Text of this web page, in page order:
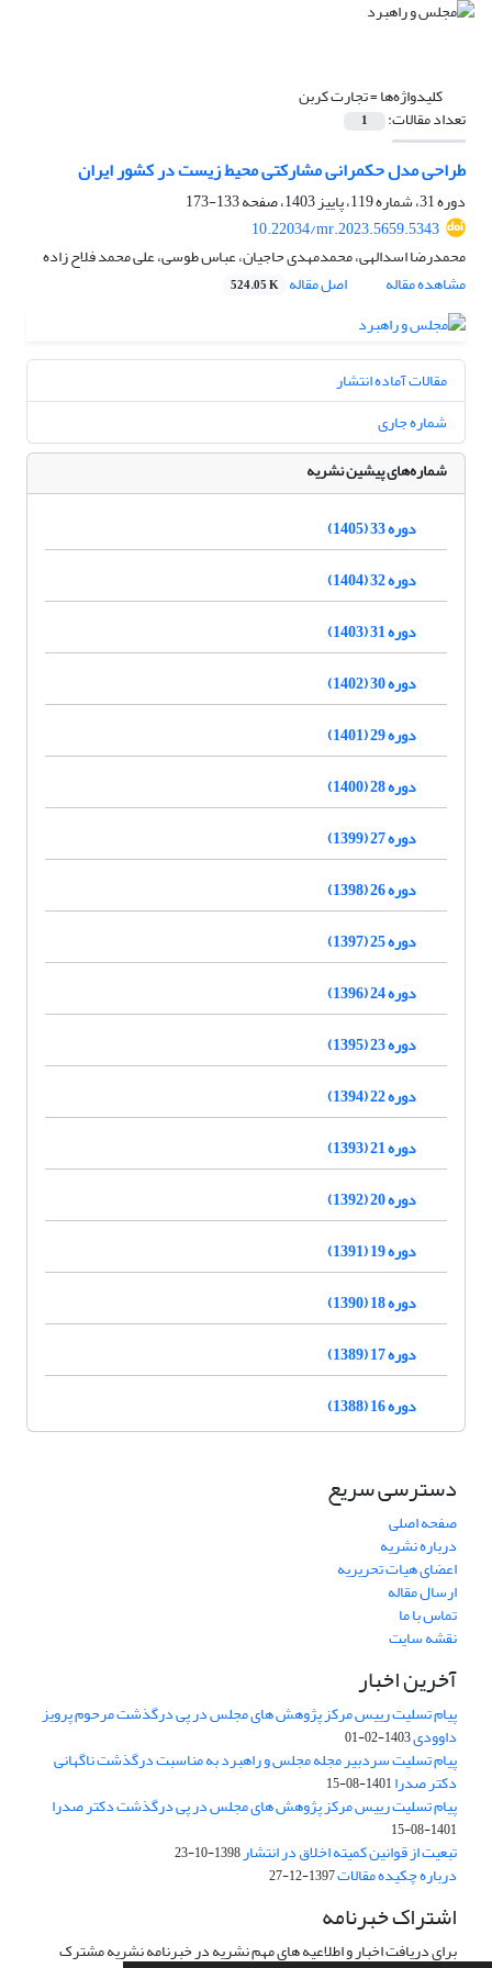
کلیدواژه‌ها =تجارت کربن
تعداد مقالات: 1
طراحی مدل حکمرانی مشارکتی محیط‌ زیست در کشور ایران
دوره 31، شماره 119، پاییز 1403، صفحه
133-173
10.22034/mr.2023.5659.5343
محمدرضا اسدالهی، محمدمهدی حاجیان، عباس طوسی، علی محمد فلاح زاده
مشاهده مقاله
اصل مقاله 524.05 K
مقالات آماده انتشار
شماره جاری
شماره‌های پیشین نشریه
دوره 33 (1405)
دوره 32 (1404)
دوره 31 (1403)
دوره 30 (1402)
دوره 29 (1401)
دوره 28 (1400)
دوره 27 (1399)
دوره 26 (1398)
دوره 25 (1397)
دوره 24 (1396)
دوره 23 (1395)
دوره 22 (1394)
دوره 21 (1393)
دوره 20 (1392)
دوره 19 (1391)
دوره 18 (1390)
دوره 17 (1389)
دوره 16 (1388)
دسترسی سریع
صفحه اصلی
درباره نشریه
اعضای هیات تحریریه
ارسال مقاله
تماس با ما
نقشه سایت
آخرین اخبار
پیام تسلیت رییس مرکز پژوهش های مجلس در پی درگذشت مرحوم پرویز
داوودی1403-02-01
پیام تسلیت سردبیر مجله مجلس و راهبرد به مناسبت درگذشت ناگهانی
دکتر صدرا1401-08-15
پیام تسلیت رییس مرکز پژوهش های مجلس در پی درگذشت دکتر صدرا
1401-08-15
تبعیت از قوانین کمیته اخلاق در انتشار1398-10-23
درباره چکیده مقالات1397-12-27
اشتراک خبرنامه
برای دریافت اخبار و اطلاعیه های مهم نشریه در خبرنامه نشریه مشترک